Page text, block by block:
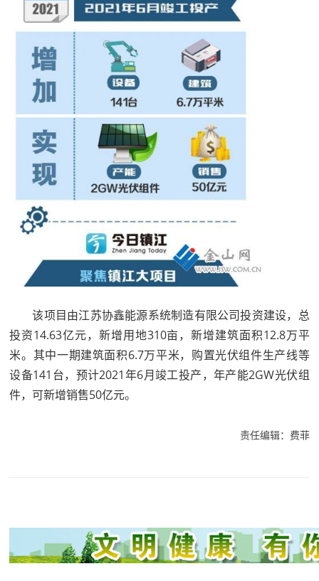
该项目由江苏协鑫能源系统制造有限公司投资建设，总
投资14.63亿元，新增用地310亩，新增建筑面积12.8万平
米。其中一期建筑面积6.7万平米，购置光伏组件生产线等
设备141台，预计2021年6月竣工投产，年产能2GW光伏组
件，可新增销售50亿元。
责任编辑：费菲